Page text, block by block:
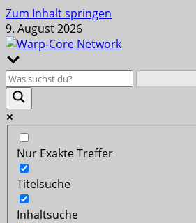
Zum Inhalt springen
9. August 2026
Nur Exakte Treffer
Titelsuche
Inhaltsuche